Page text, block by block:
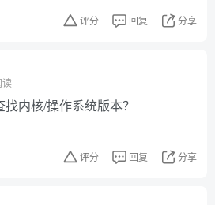
评分 回复 分享
读
内核/操作系统版本？
评分 回复 分享